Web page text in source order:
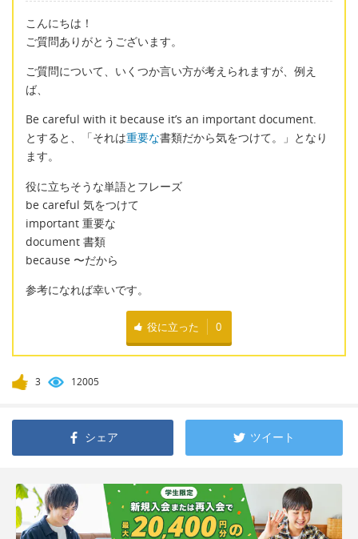
こんにちは！
ご質問ありがとうございます。
ご質問について、いくつか言い方が考えられますが、例え
ば、
Be careful with it because it’s an important document.
とすると、「それは重要な書類だから気をつけて。」となり
ます。
役に立ちそうな単語とフレーズ
be careful 気をつけて
important 重要な
document 書類
because 〜だから
参考になれば幸いです。
役に立った 0
3 12005
シェア ツイート